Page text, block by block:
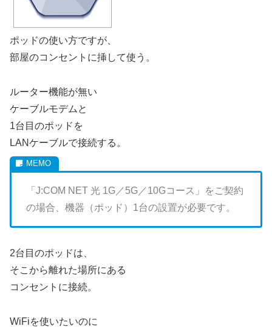
ポッドの使い方ですが、
部屋のコンセントに挿して使う。
ルーター機能が無い
ケーブルモデムと
1台目のポッドを
LANケーブルで接続する。
「J:COM NET 光 1G／5G／10Gコース」をご契約
の場合、機器（ポッド）1台の設置が必要です。
2台目のポッドは、
そこから離れた場所にある
コンセントに接続。
WiFiを使いたいのに